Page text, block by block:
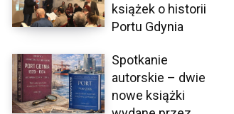
książek o historii
Portu Gdynia
Spotkanie
autorskie – dwie
nowe książki